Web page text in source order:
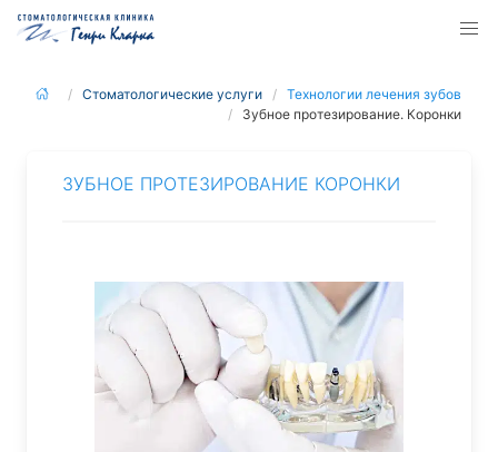
Стоматологические услуги
Технологии лечения зубов
Зубное протезирование. Коронки
ЗУБНОЕ ПРОТЕЗИРОВАНИЕ КОРОНКИ